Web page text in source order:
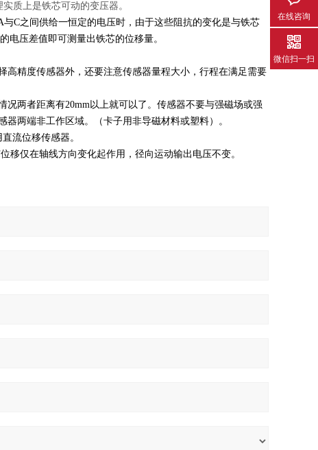
质上是铁芯可动的变压器。
C之间供给一恒定的电压时，由于这些阻抗的变化是与铁芯
电压差值即可测量出铁芯的位移量。
精度传感器外，还要注意传感器量程大小，行程在满足需要
两者距离有20mm以上就可以了。传感器不要与强磁场或强
两端非工作区域。（卡子用非导磁材料或塑料）。
流位移传感器。
移仅在轴线方向变化起作用，径向运动输出电压不变。
在线咨询
微信扫一扫